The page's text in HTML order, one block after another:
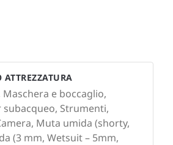
ATTREZZATURA
Maschera e boccaglio,
subacqueo, Strumenti,
Muta umida (shorty,
(3 mm, Wetsuit – 5mm,